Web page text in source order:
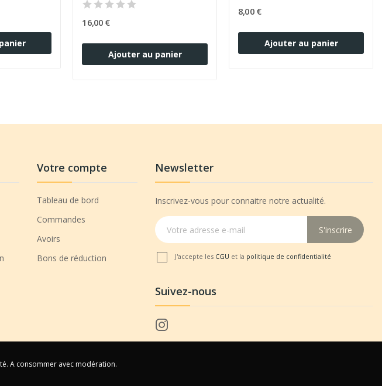
16,00 €
Ajouter au panier
8,00 €
Ajouter au panier
Votre compte
Tableau de bord
Commandes
Avoirs
Bons de réduction
Newsletter
Inscrivez-vous pour connaitre notre actualité.
S'inscrire
J'accepte les CGU et la politique de confidentialité
Suivez-nous
A consommer avec modération.